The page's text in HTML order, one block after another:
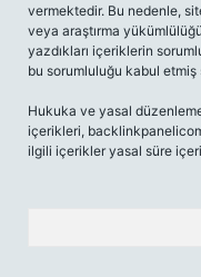
vermektedir. Bu nedenle,
veya araştırma
yazdıkları içeriklerin
bu sorumluluğu kabul etmiş
Hukuka ve yasal
içerikleri,
ilgili içerikler yasal süre